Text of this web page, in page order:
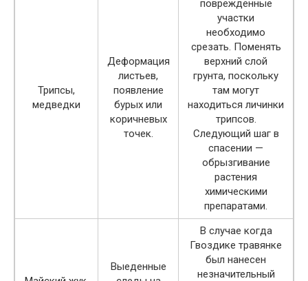
Трипсы,
медведки
Деформация
листьев,
появление
бурых или
коричневых
точек.
поврежденные
участки
необходимо
срезать. Поменять
верхний слой
грунта, поскольку
там могут
находиться личинки
трипсов.
Следующий шаг в
спасении —
обрызгивание
растения
химическими
препаратами.
Выеденные
В случае когда
Гвоздике травянке
был нанесен
незначительный